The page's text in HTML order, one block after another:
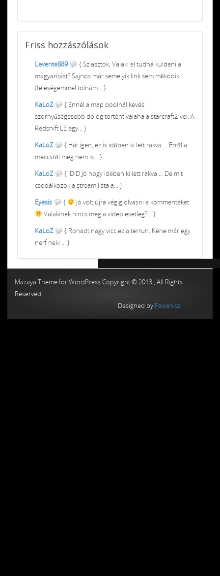
Friss hozzászólások
Levente889
{ Sziasztok, Valaki el tudná küldeni a
magyarítást? Sajnos már semelyik link sem működik.
(feleségemmel tolnám... }
KaLoZ
{ Ennél a map poolnál kevés
szörnyűségesebb dolog történt valaha a starcraft2-vel. A
Redshift LE egy... }
KaLoZ
{ Hát igen, ez is időben ki lett rakva ... Erről a
meccsről meg nem is... }
KaLoZ
{ :D:D Jó hogy időben ki lett rakva ... De mit
csodálkozok a stream lista a... }
Eyesis
{
Jó volt újra végig olvasni a kommenteket
Valakinek nincs meg a video esetleg?... }
KaLoZ
{ Rohadt nagy vicc ez a terrun. Kéne már egy
nerf neki ... }
Mazaya Theme for WordPress Copyright © 2013 , All Rights
Reserved
Designed by Fawaniss